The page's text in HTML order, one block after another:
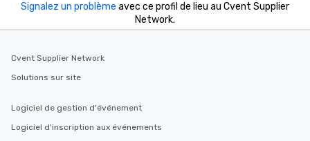
you to provide
Signalez un problème avec ce profil de lieu au Cvent Supplier
Network.
Cvent Supplier Network
Solutions sur site
Logiciel de gestion d'événement
Logiciel d'inscription aux événements